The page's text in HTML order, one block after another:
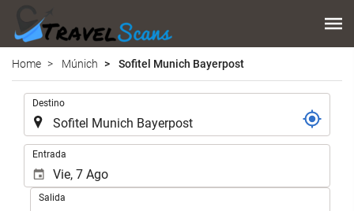
Home Múnich Sofitel Munich Bayerpost
Destino
Entrada
Salida